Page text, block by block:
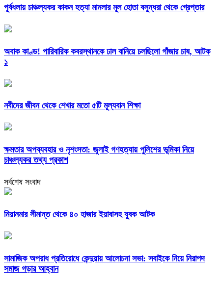
পূর্বধলায় চাঞ্চল্যকর কাকন হত্যা মামলার মূল হোতা বসুন্ধরা থেকে গ্রেপ্তার
অবাক কাণ্ড! পারিবারিক কবরস্থানকে ঢাল বানিয়ে চলছিলো গাঁজার চাষ, আটক
১
নবীদের জীবন থেকে শেখার মতো ৫টি মূল্যবান শিক্ষা
ক্ষমতার অপব্যবহার ও নৃশংসতা: জুলাই গণহত্যায় পুলিশের ভূমিকা নিয়ে
চাঞ্চল্যকর তথ্য প্রকাশ
সর্বশেষ সংবাদ
মিয়ানমার সীমান্ত থেকে ৪০ হাজার ইয়াবাসহ যুবক আটক
সামাজিক অপরাধ প্রতিরোধে কেন্দুয়ায় আলোচনা সভা: সবাইকে নিয়ে নিরাপদ
সমাজ গড়ার আহ্বান